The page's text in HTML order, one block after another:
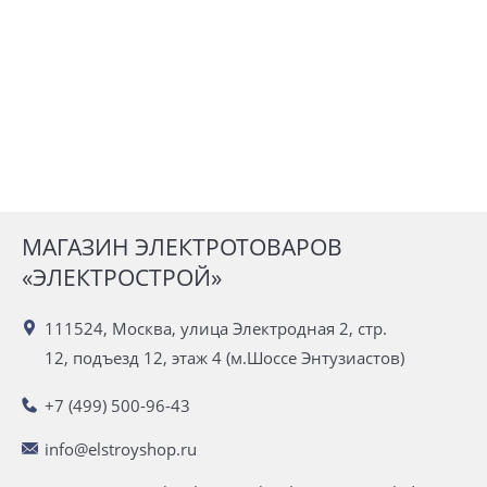
МАГАЗИН ЭЛЕКТРОТОВАРОВ
«ЭЛЕКТРОСТРОЙ»
111524, Москва, улица Электродная 2, стр.
12, подъезд 12, этаж 4 (м.Шоссе Энтузиастов)
+7 (499) 500-96-43
info@elstroyshop.ru